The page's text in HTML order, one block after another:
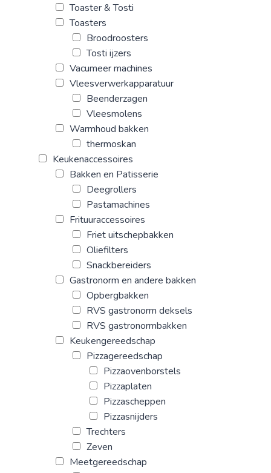
Toaster & Tosti
Toasters
Broodroosters
Tosti ijzers
Vacumeer machines
Vleesverwerkapparatuur
Beenderzagen
Vleesmolens
Warmhoud bakken
thermoskan
Keukenaccessoires
Bakken en Patisserie
Deegrollers
Pastamachines
Frituuraccessoires
Friet uitschepbakken
Oliefilters
Snackbereiders
Gastronorm en andere bakken
Opbergbakken
RVS gastronorm deksels
RVS gastronormbakken
Keukengereedschap
Pizzagereedschap
Pizzaovenborstels
Pizzaplaten
Pizzascheppen
Pizzasnijders
Trechters
Zeven
Meetgereedschap